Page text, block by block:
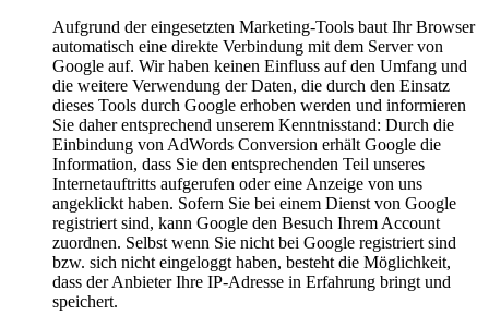
Aufgrund der eingesetzten Marketing-Tools baut Ihr Browser
automatisch eine direkte Verbindung mit dem Server von
Google auf. Wir haben keinen Einfluss auf den Umfang und
die weitere Verwendung der Daten, die durch den Einsatz
dieses Tools durch Google erhoben werden und informieren
Sie daher entsprechend unserem Kenntnisstand: Durch die
Einbindung von AdWords Conversion erhält Google die
Information, dass Sie den entsprechenden Teil unseres
Internetauftritts aufgerufen oder eine Anzeige von uns
angeklickt haben. Sofern Sie bei einem Dienst von Google
registriert sind, kann Google den Besuch Ihrem Account
zuordnen. Selbst wenn Sie nicht bei Google registriert sind
bzw. sich nicht eingeloggt haben, besteht die Möglichkeit,
dass der Anbieter Ihre IP-Adresse in Erfahrung bringt und
speichert.